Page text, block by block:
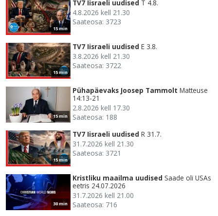
15 min
TV7 Iisraeli uudised T 4.8.
4.8.2026 kell 21.30
Saateosa: 3723
15 min
TV7 Iisraeli uudised E 3.8.
3.8.2026 kell 21.30
Saateosa: 3722
15 min
Pühapäevaks Joosep Tammolt Matteuse
14:13-21
2.8.2026 kell 17.30
Saateosa: 188
15 min
TV7 Iisraeli uudised R 31.7.
31.7.2026 kell 21.30
Saateosa: 3721
30 min
Kristliku maailma uudised Saade oli USAs
eetris 24.07.2026
31.7.2026 kell 21.00
Saateosa: 716